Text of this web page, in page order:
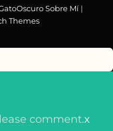
Sobre Mí|
Themes
comment.x